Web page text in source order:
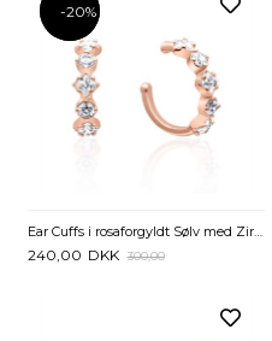
-20%
-20%
Ear Cuffs i rosaforgyldt Sølv med Zirkoniasten
240,00 DKK 300,00